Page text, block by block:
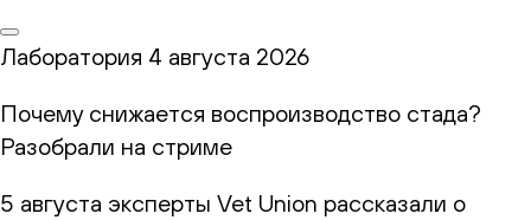
Лаборатория 4 августа 2026
Почему снижается воспроизводство стада?
Разобрали на стриме
5 августа эксперты Vet Union рассказали о